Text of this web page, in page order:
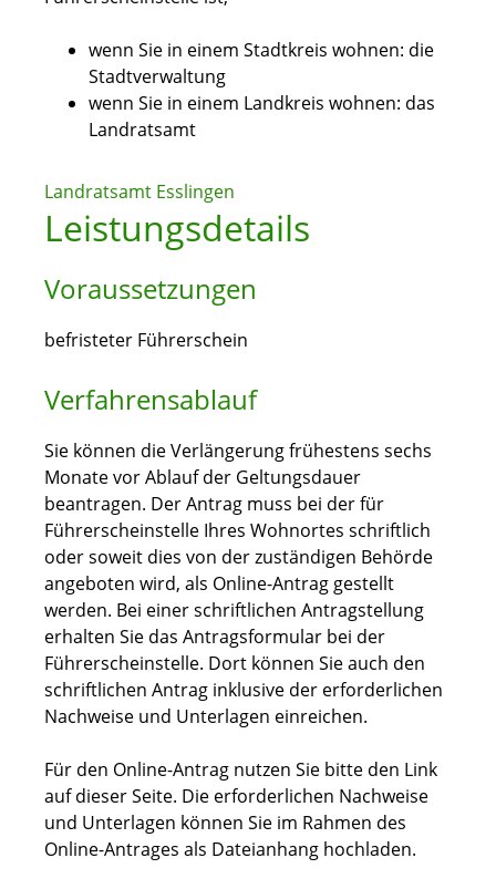
wenn Sie in einem Stadtkreis wohnen: die
Stadtverwaltung
wenn Sie in einem Landkreis wohnen: das
Landratsamt
Landratsamt Esslingen
Leistungsdetails
Voraussetzungen
befristeter Führerschein
Verfahrensablauf
Sie können die Verlängerung frühestens sechs
Monate vor Ablauf der Geltungsdauer
beantragen. Der Antrag muss bei der für
Führerscheinstelle Ihres Wohnortes schriftlich
oder soweit dies von der zuständigen Behörde
angeboten wird, als Online-Antrag gestellt
werden. Bei einer schriftlichen Antragstellung
erhalten Sie das Antragsformular bei der
Führerscheinstelle. Dort können Sie auch den
schriftlichen Antrag inklusive der erforderlichen
Nachweise und Unterlagen einreichen.
Für den Online-Antrag nutzen Sie bitte den Link
auf dieser Seite. Die erforderlichen Nachweise
und Unterlagen können Sie im Rahmen des
Online-Antrages als Dateianhang hochladen.